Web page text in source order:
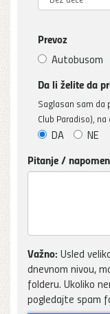
Prevoz
Autobusom
Da li želite da
Saglasan sam da
Club Paradiso),
DA NE
Pitanje /
Važno: Usled
dnevnom nivou,
folderu. Ukoliko
pogledajte spam